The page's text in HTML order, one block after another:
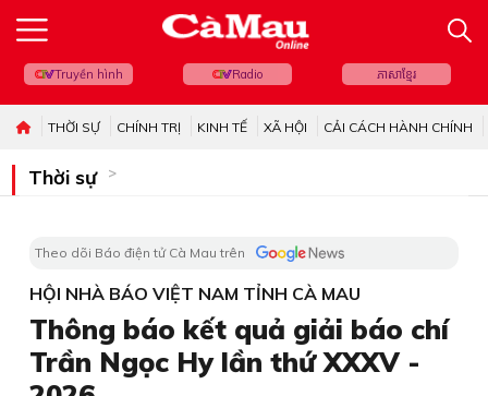
Truyền hình Radio ភាសាខ្មែរ
THỜI SỰ CHÍNH TRỊ KINH TẾ XÃ HỘI CẢI CÁCH HÀNH CHÍNH
Thời sự
Theo dõi Báo điện tử Cà Mau trên
HỘI NHÀ BÁO VIỆT NAM TỈNH CÀ MAU
Thông báo kết quả giải báo chí
Trần Ngọc Hy lần thứ XXXV -